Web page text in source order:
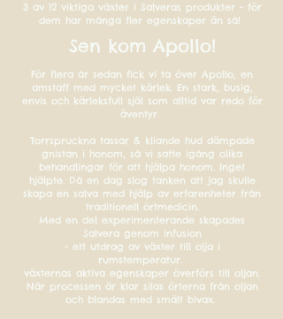
3 av 12 viktiga växter i Salveras produkter - för
dem har många fler egenskaper än så!
Sen kom Apollo!
För flera år sedan fick vi ta över Apollo, en
amstaff med mycket kärlek. En stark, busig,
envis och kärleksfull själ som alltid var redo för
äventyr.
Torrspruckna tassar & kliande hud dämpade
gnistan i honom, så vi satte igång olika
behandlingar för att hjälpa honom. Inget
hjälpte. Då en dag slog tanken att jag skulle
skapa en salva med hjälp av erfarenheter från
traditionell örtmedicin.
Med en del experimenterande skapades
Salvera genom infusion
- ett utdrag av växter till olja i
rumstemperatur.
växternas aktiva egenskaper överförs till oljan.
När processen är klar silas örterna från oljan
och blandas med smält bivax.